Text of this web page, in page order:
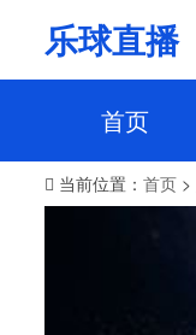
乐球直播
首页
当前位置： 首页 >